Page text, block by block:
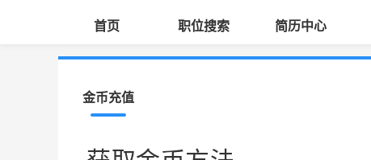
首页 职位搜索 简历中心
金币充值